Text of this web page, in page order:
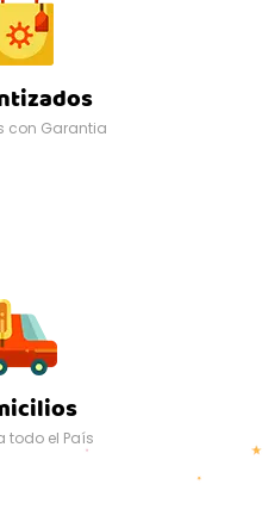
con Garantia
todo el País